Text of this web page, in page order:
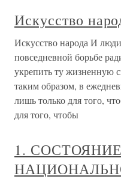
Искусство
Искусство народа И
повседневной борьбе
укрепить ту жизненную
таким образом, в
лишь только для того,
для того, чтобы
1.